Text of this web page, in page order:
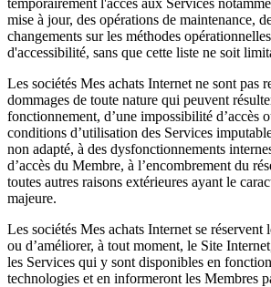
temporairement l'accès aux Services
mise à jour, des opérations de maintenance,
changements sur les méthodes
d'accessibilité, sans que cette liste ne soit
Les sociétés Mes achats Internet ne sont pas
dommages de toute nature qui peuvent
fonctionnement, d’une impossibilité d’accès
conditions d’utilisation des Services
non adapté, à des dysfonctionnements
d’accès du Membre, à l’encombrement du
toutes autres raisons extérieures ayant le
majeure.
Les sociétés Mes achats Internet se réservent
ou d’améliorer, à tout moment, le Site
les Services qui y sont disponibles en
technologies et en informeront les Membres